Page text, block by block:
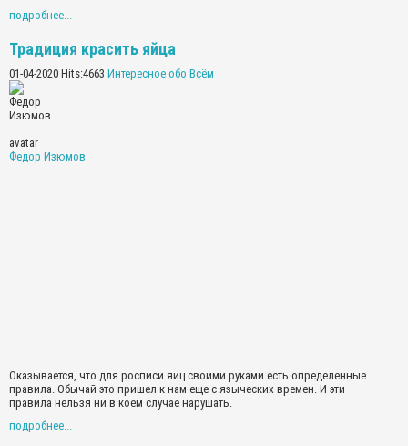
подробнее...
Традиция красить яйца
01-04-2020 Hits:4663 Интересное обо Всём
Федор Изюмов
Оказывается, что для росписи яиц своими руками есть определенные
правила. Обычай это пришел к нам еще с языческих времен. И эти
правила нельзя ни в коем случае нарушать.
подробнее...